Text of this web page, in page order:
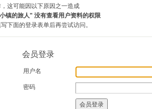
这可能因以下原因之一造成
镇的旅人" 没有查看用户资料的权限
下面的登录表单后再尝试访问。
会员登录
用户名
密码
会员登录